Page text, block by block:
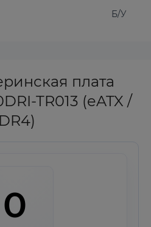
Б/У
плата
TR013 (eATX /
0